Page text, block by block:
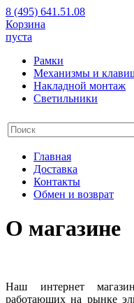
8 (495) 641.51.08
Корзина
пуста
Рамки
Механизмы и
Накладной монтаж
Светильники
Главная
Доставка
Контакты
Обмен и возврат
О магазине
Наш интернет
работающих на рынке